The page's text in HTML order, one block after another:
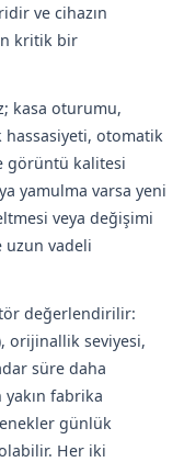
ve cihazın
kritik bir
kasa oturumu,
hassasiyeti, otomatik
görüntü kalitesi
yamulma varsa yeni
veya değişimi
uzun vadeli
değerlendirilir:
orijinallik seviyesi,
süre daha
yakın fabrika
günlük
Her iki